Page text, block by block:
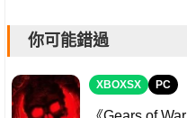
你可能錯過
XBOXSX PC